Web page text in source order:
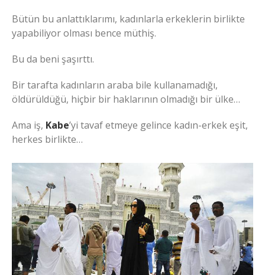
Bütün bu anlattıklarımı, kadınlarla erkeklerin birlikte
yapabiliyor olması bence müthiş.
Bu da beni şaşırttı.
Bir tarafta kadınların araba bile kullanamadığı,
öldürüldüğü, hiçbir bir haklarının olmadığı bir ülke…
Ama iş, Kabe’yi tavaf etmeye gelince kadın-erkek eşit,
herkes birlikte…